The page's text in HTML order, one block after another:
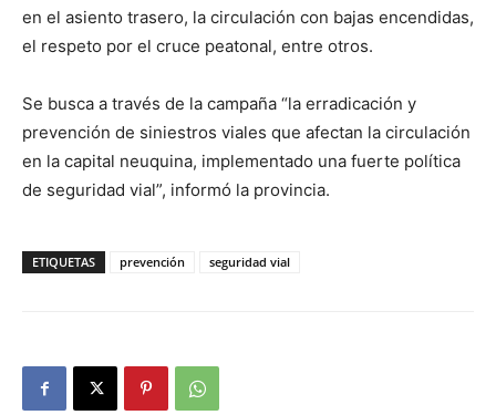
en el asiento trasero, la circulación con bajas encendidas,
el respeto por el cruce peatonal, entre otros.
Se busca a través de la campaña “la erradicación y
prevención de siniestros viales que afectan la circulación
en la capital neuquina, implementado una fuerte política
de seguridad vial”, informó la provincia.
ETIQUETAS prevención seguridad vial